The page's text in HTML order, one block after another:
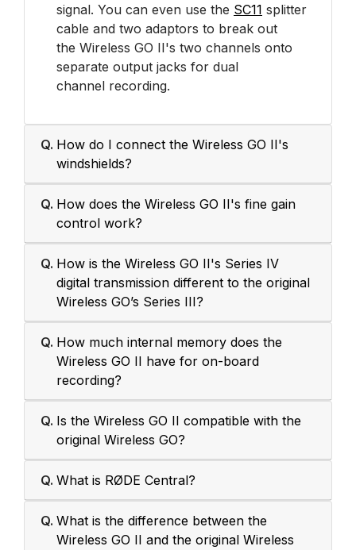
signal. You can even use the SC11 splitter
cable and two adaptors to break out
the Wireless GO II's two channels onto
separate output jacks for dual
channel recording.
Q. How do I connect the Wireless GO II's
windshields?
Q. How does the Wireless GO II's fine gain
control work?
Q. How is the Wireless GO II's Series IV
digital transmission different to the original
Wireless GO’s Series III?
Q. How much internal memory does the
Wireless GO II have for on-board
recording?
Q. Is the Wireless GO II compatible with the
original Wireless GO?
Q. What is RØDE Central?
Q. What is the difference between the
Wireless GO II and the original Wireless